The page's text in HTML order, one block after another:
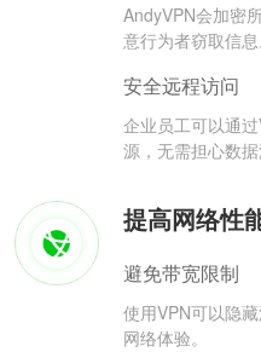
AndyVPN会加密
意行为者窃取信息
安全远程访问
企业员工可以通
源，无需担心数据
提高网络性
避免带宽限制
使用VPN可以隐
网络体验。